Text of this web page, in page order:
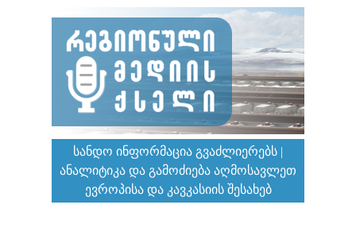
ᲡᲐᲜᲓᲝ ᲘᲜᲤᲝᲠᲛᲐᲪᲘᲐ ᲒᲕᲐᲫᲚᲘᲔᲠᲔᲑᲡ |
ᲐᲜᲐᲚᲘᲢᲘᲙᲐ ᲓᲐ ᲒᲐᲛᲝᲫᲘᲔᲑᲐ ᲐᲦᲛᲝᲡᲐᲕᲚᲔᲗ
ᲔᲕᲠᲝᲞᲘᲡᲐ ᲓᲐ ᲙᲐᲕᲙᲐᲡᲘᲘᲡ ᲨᲔᲡᲐᲮᲔᲑ